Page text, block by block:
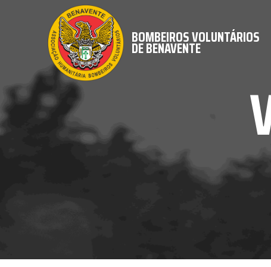
BOMBEIROS VOLUNTÁRIOS
DE BENAVENTE